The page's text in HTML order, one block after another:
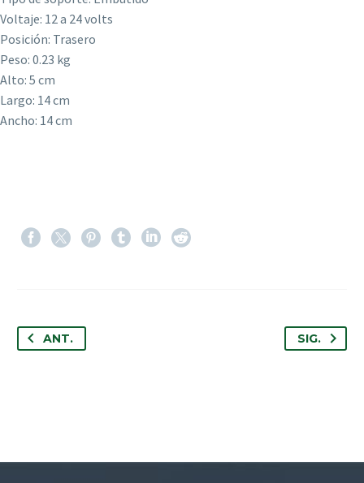
Voltaje: 12 a 24 volts
Posición: Trasero
Peso: 0.23 kg
Alto: 5 cm
Largo: 14 cm
Ancho: 14 cm
ANT. SIG.